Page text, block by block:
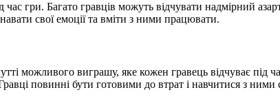
гри. Багато гравців можуть відчувати надмірний
свої емоції та вміти з ними працювати.
можливого виграшу, яке кожен гравець відчуває
повинні бути готовими до втрат і навчитися з ними